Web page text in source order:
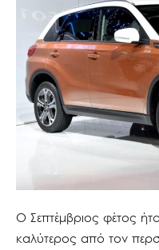
Ο Σεπτέμβριος φέτος
καλύτερος από τον